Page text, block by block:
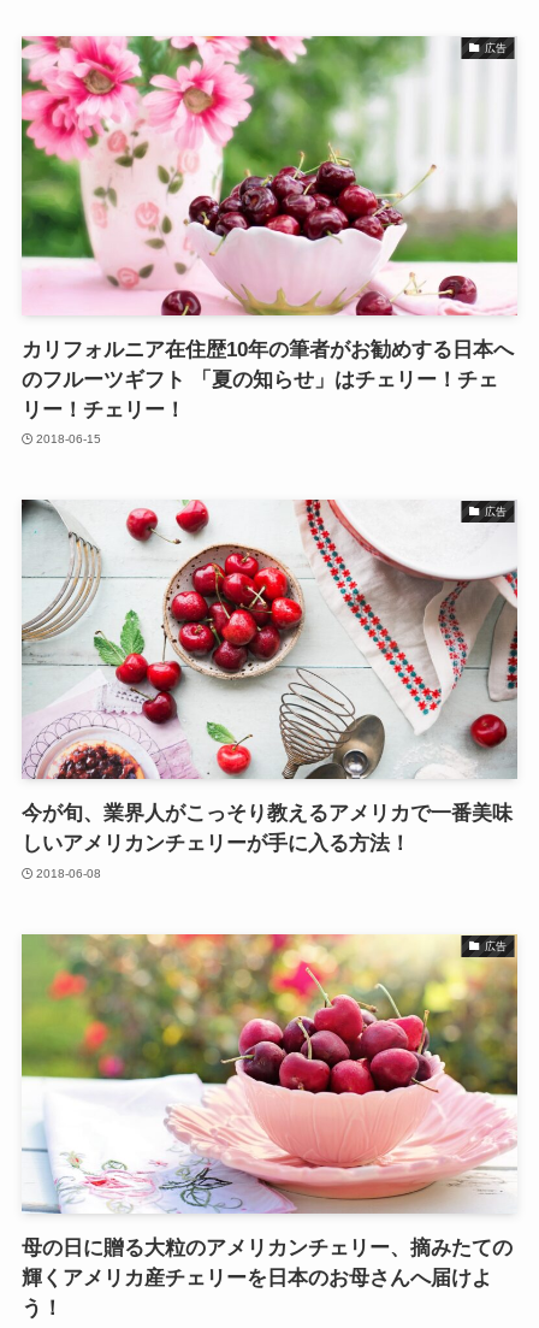
広告
カリフォルニア在住歴10年の筆者がお勧めする日本へ
のフルーツギフト 「夏の知らせ」はチェリー！チェ
リー！チェリー！
2018-06-15
広告
今が旬、業界人がこっそり教えるアメリカで一番美味
しいアメリカンチェリーが手に入る方法！
2018-06-08
広告
母の日に贈る大粒のアメリカンチェリー、摘みたての
輝くアメリカ産チェリーを日本のお母さんへ届けよ
う！